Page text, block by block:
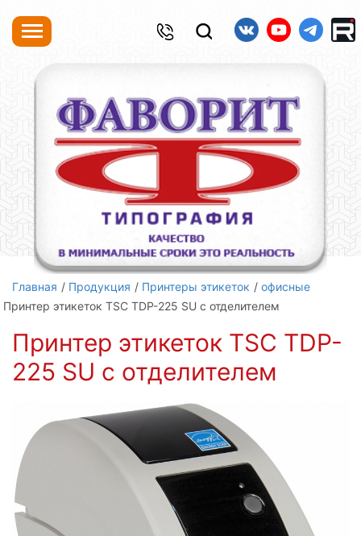
Главная Продукция Принтеры этикеток
офисные
Принтер этикеток TSC TDP-225 SU с отделителем
Принтер этикеток TSC TDP-
225 SU с отделителем